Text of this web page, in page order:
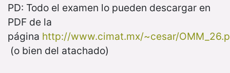
PD: Todo el examen lo pueden descargar en
PDF de la
página http://www.cimat.mx/~cesar/
(o bien del atachado)